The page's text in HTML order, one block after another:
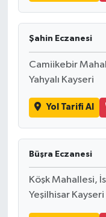
Şahin Eczanesi
Camiikebir
Yahyalı Kayseri
Yol Tarifi Al
Büşra Eczanesi
Köşk Mahallesi,
Yeşilhisar Kayseri